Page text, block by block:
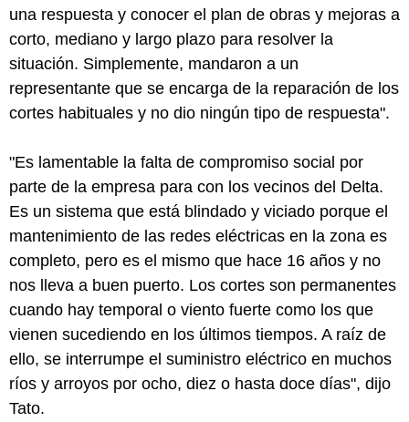
una respuesta y conocer el plan de obras y mejoras a
corto, mediano y largo plazo para resolver la
situación. Simplemente, mandaron a un
representante que se encarga de la reparación de los
cortes habituales y no dio ningún tipo de respuesta".
"Es lamentable la falta de compromiso social por
parte de la empresa para con los vecinos del Delta.
Es un sistema que está blindado y viciado porque el
mantenimiento de las redes eléctricas en la zona es
completo, pero es el mismo que hace 16 años y no
nos lleva a buen puerto. Los cortes son permanentes
cuando hay temporal o viento fuerte como los que
vienen sucediendo en los últimos tiempos. A raíz de
ello, se interrumpe el suministro eléctrico en muchos
ríos y arroyos por ocho, diez o hasta doce días", dijo
Tato.